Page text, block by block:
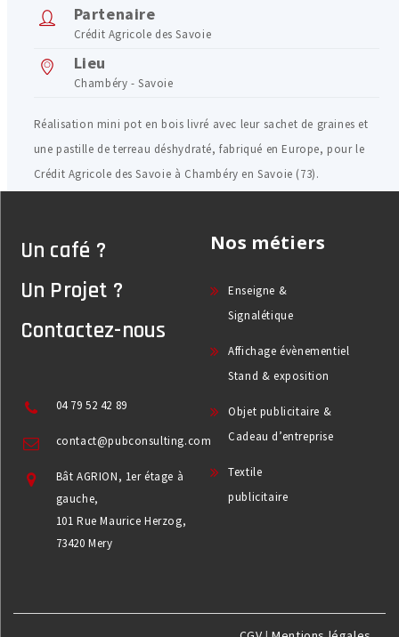
Partenaire
Crédit Agricole des Savoie
Lieu
Chambéry - Savoie
Réalisation mini pot en bois livré avec leur sachet de graines et
une pastille de terreau déshydraté, fabriqué en Europe, pour le
Crédit Agricole des Savoie à Chambéry en Savoie (73).
Un café ?
Un Projet ?
Contactez-nous
04 79 52 42 89
contact@pubconsulting.com
Bât AGRION, 1er étage à
gauche,
101 Rue Maurice Herzog,
73420 Mery
Nos métiers
Enseigne &
Signalétique
Affichage évènementiel
Stand & exposition
Objet publicitaire &
Cadeau d’entreprise
Textile
publicitaire